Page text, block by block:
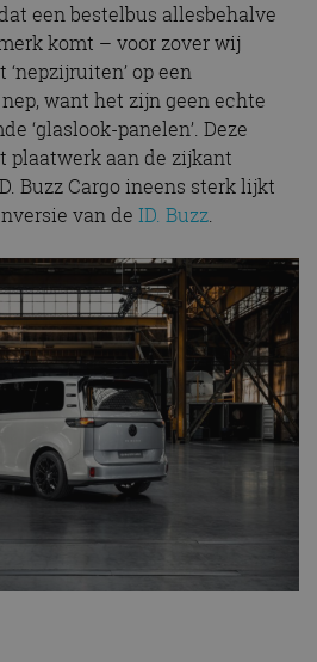
een bestelbus allesbehalve
komt – voor zover wij
op een
want het zijn geen echte
‘glaslook-panelen’. Deze
plaatwerk aan de zijkant
Buzz Cargo ineens sterk lijkt
van de ID. Buzz.